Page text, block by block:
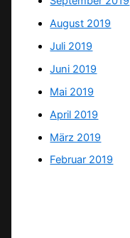
August 2019
Juli 2019
Juni 2019
Mai 2019
April 2019
März 2019
Februar 2019